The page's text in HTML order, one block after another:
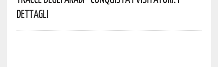
Dettagli